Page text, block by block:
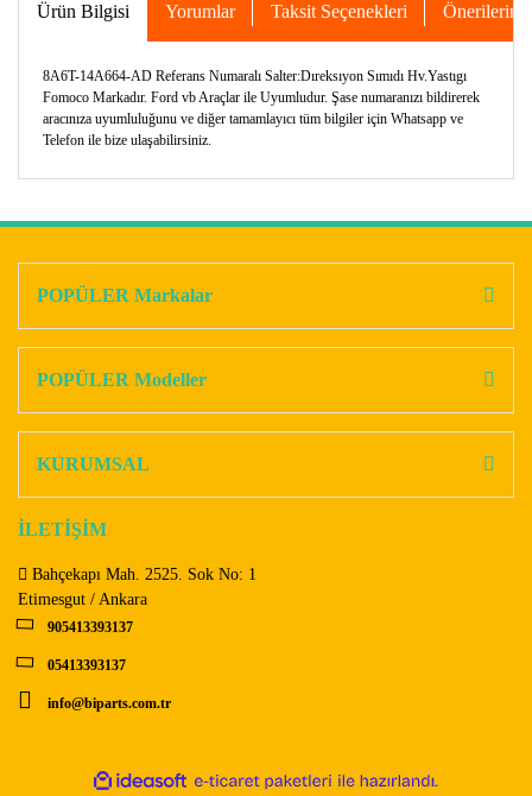
Ürün Bilgisi Yorumlar Taksit Seçenekleri Önerileriniz
8A6T-14A664-AD Referans Numaralı Salter:Dıreksıyon Sımıdı Hv.Yastıgı
Fomoco Markadır. Ford vb Araçlar ile Uyumludur. Şase numaranızı bildirerek
aracınıza uyumluluğunu ve diğer tamamlayıcı tüm bilgiler için Whatsapp ve
Telefon ile bize ulaşabilirsiniz.
Ürün açıklamasında eksik bilgiler bulunuyor.
Bu ürüne benzer farklı alternatifler olmalı.
POPÜLER Markalar
POPÜLER Modeller
KURUMSAL
İLETİŞİM
Bahçekapı Mah. 2525. Sok No: 1
Etimesgut / Ankara
905413393137
05413393137
info@biparts.com.tr
ideasoft
e-